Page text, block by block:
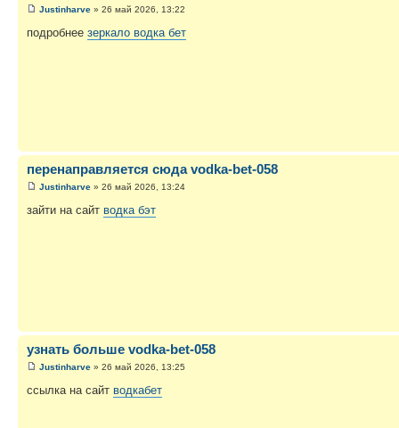
Justinharve » 26 май 2026, 13:22
подробнее зеркало водка бет
перенаправляется сюда vodka-bet-058
Justinharve » 26 май 2026, 13:24
зайти на сайт водка бэт
узнать больше vodka-bet-058
Justinharve » 26 май 2026, 13:25
ссылка на сайт водкабет